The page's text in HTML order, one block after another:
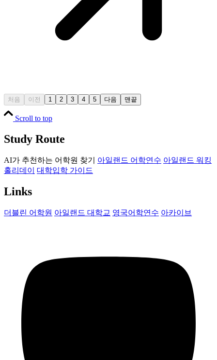
처음 이전 1 2 3 4 5 다음 맨끝
Scroll to top
Study Route
AI가 추천하는 어학원 찾기 아일랜드 어학연수 아일랜드 워킹
홀리데이
대학입학 가이드
Links
더블린 어학원 아일랜드 대학교 영국어학연수 아카이브